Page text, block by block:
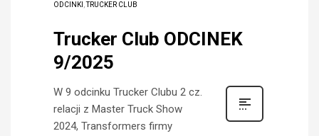
ODCINKI ,TRUCKER CLUB
Trucker Club ODCINEK
9/2025
W 9 odcinku Trucker Clubu 2 cz.
relacji z Master Truck Show
2024, Transformers firmy